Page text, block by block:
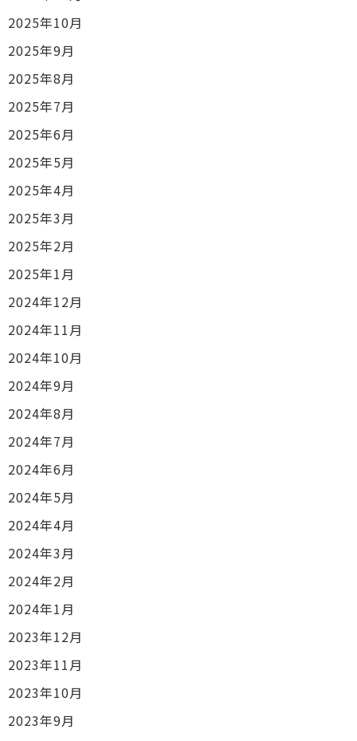
2025年10月
2025年9月
2025年8月
2025年7月
2025年6月
2025年5月
2025年4月
2025年3月
2025年2月
2025年1月
2024年12月
2024年11月
2024年10月
2024年9月
2024年8月
2024年7月
2024年6月
2024年5月
2024年4月
2024年3月
2024年2月
2024年1月
2023年12月
2023年11月
2023年10月
2023年9月